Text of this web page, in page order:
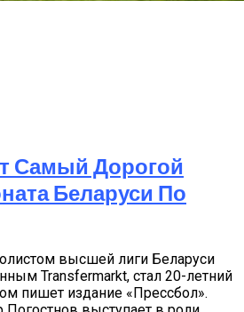
Самый Дорогой
Беларуси По
высшей лиги Беларуси
Transfermarkt, стал 20-летний
пишет издание «Прессбол».